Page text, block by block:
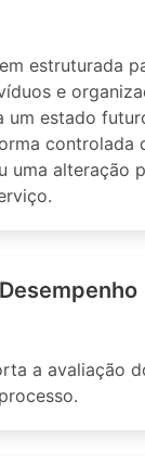
estruturada
e
um estado
controlada
uma alteração
a avaliação